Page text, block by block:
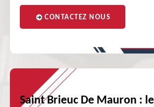
CONTACTEZ NOUS
Saint Brieuc De Mauron :